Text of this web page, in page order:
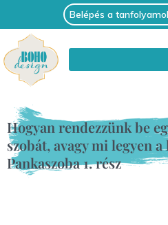
Belépés a
Hogyan rendezzünk be
szobát, avagy mi legyen
Pankaszoba 1. rész